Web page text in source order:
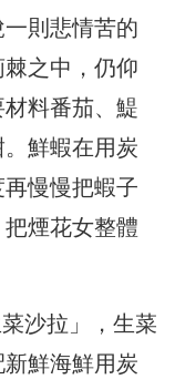
則悲情苦的
之中，仍仰
料番茄、鯷
鮮蝦在用炭
慢慢把蝦子
煙花女整體
沙拉」，生菜
鮮海鮮用炭